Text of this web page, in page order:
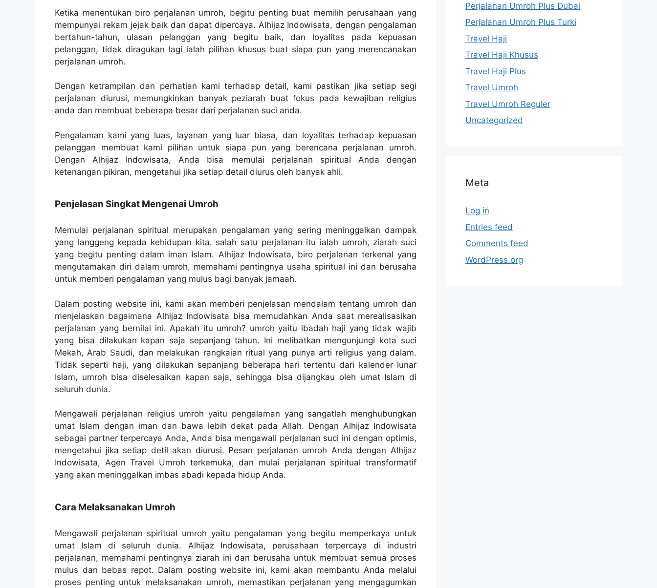
Ketika menentukan biro perjalanan umroh, begitu penting buat memilih perusahaan yang
mempunyai rekam jejak baik dan dapat dipercaya. Alhijaz Indowisata, dengan pengalaman
bertahun-tahun, ulasan pelanggan yang begitu baik, dan loyalitas pada kepuasan
pelanggan, tidak diragukan lagi ialah pilihan khusus buat siapa pun yang merencanakan
perjalanan umroh.
Dengan ketrampilan dan perhatian kami terhadap detail, kami pastikan jika setiap segi
perjalanan diurusi, memungkinkan banyak peziarah buat fokus pada kewajiban religius
anda dan membuat beberapa besar dari perjalanan suci anda.
Pengalaman kami yang luas, layanan yang luar biasa, dan loyalitas terhadap kepuasan
pelanggan membuat kami pilihan untuk siapa pun yang berencana perjalanan umroh.
Dengan Alhijaz Indowisata, Anda bisa memulai perjalanan spiritual Anda dengan
ketenangan pikiran, mengetahui jika setiap detail diurus oleh banyak ahli.
Penjelasan Singkat Mengenai Umroh
Memulai perjalanan spiritual merupakan pengalaman yang sering meninggalkan dampak
yang langgeng kepada kehidupan kita. salah satu perjalanan itu ialah umroh, ziarah suci
yang begitu penting dalam iman Islam. Alhijaz Indowisata, biro perjalanan terkenal yang
mengutamakan diri dalam umroh, memahami pentingnya usaha spiritual ini dan berusaha
untuk memberi pengalaman yang mulus bagi banyak jamaah.
Dalam posting website ini, kami akan memberi penjelasan mendalam tentang umroh dan
menjelaskan bagaimana Alhijaz Indowisata bisa memudahkan Anda saat merealisasikan
perjalanan yang bernilai ini. Apakah itu umroh? umroh yaitu ibadah haji yang tidak wajib
yang bisa dilakukan kapan saja sepanjang tahun. Ini melibatkan mengunjungi kota suci
Mekah, Arab Saudi, dan melakukan rangkaian ritual yang punya arti religius yang dalam.
Tidak seperti haji, yang dilakukan sepanjang beberapa hari tertentu dari kalender lunar
Islam, umroh bisa diselesaikan kapan saja, sehingga bisa dijangkau oleh umat Islam di
seluruh dunia.
Mengawali perjalanan religius umroh yaitu pengalaman yang sangatlah menghubungkan
umat Islam dengan iman dan bawa lebih dekat pada Allah. Dengan Alhijaz Indowisata
sebagai partner terpercaya Anda, Anda bisa mengawali perjalanan suci ini dengan optimis,
mengetahui jika setiap detil akan diurusi. Pesan perjalanan umroh Anda dengan Alhijaz
Indowisata, Agen Travel Umroh terkemuka, dan mulai perjalanan spiritual transformatif
yang akan meninggalkan imbas abadi kepada hidup Anda.
Cara Melaksanakan Umroh
Mengawali perjalanan spiritual umroh yaitu pengalaman yang begitu memperkaya untuk
umat Islam di seluruh dunia. Alhijaz Indowisata, perusahaan terpercaya di industri
perjalanan, memahami pentingnya ziarah ini dan berusaha untuk membuat semua proses
mulus dan bebas repot. Dalam posting website ini, kami akan membantu Anda melalui
proses penting untuk melaksanakan umroh, memastikan perjalanan yang mengagumkan
Perjalanan Umroh Plus Dubai
Perjalanan Umroh Plus Turki
Travel Haji
Travel Haji Khusus
Travel Haji Plus
Travel Umroh
Travel Umroh Reguler
Uncategorized
Meta
Log in
Entries feed
Comments feed
WordPress.org